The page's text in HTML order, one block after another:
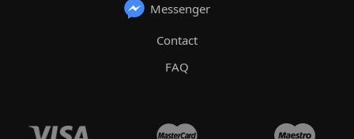
Messenger
Contact
FAQ